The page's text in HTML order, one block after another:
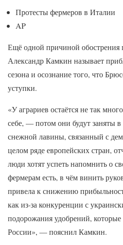
Протесты фермеров в Италии
AP
Ещё одной причиной обострения
Александр Камкин называет
сезона и осознание того, что
уступки.
«У аграриев остаётся не так
себе, — потом они будут заняты
снежной лавины, связанный с
целом ряде европейских стран,
люди хотят успеть напомнить о
фермерам есть, в чём винить
привела к снижению
как из-за конкуренции с
подорожания удобрений, которые
России», — пояснил Камкин.